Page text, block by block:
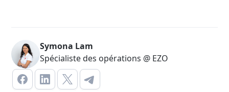
Symona Lam
Spécialiste des opérations @ EZO